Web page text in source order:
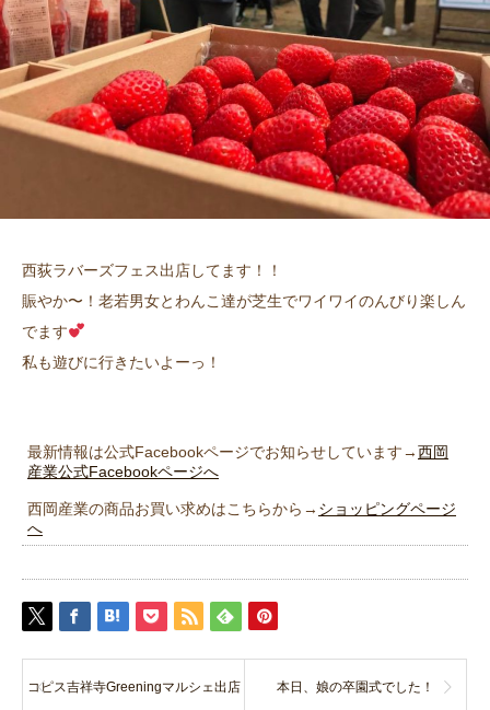
西荻ラバーズフェス出店してます！！
賑やか〜！老若男女とわんこ達が芝生でワイワイのんびり楽しん
でます
私も遊びに行きたいよーっ！
最新情報は公式Facebookページでお知らせしています→西岡
産業公式Facebookページへ
西岡産業の商品お買い求めはこちらから→ ショッピングページ
へ
コピス吉祥寺Greeningマルシェ出店 本日、娘の卒園式でした！